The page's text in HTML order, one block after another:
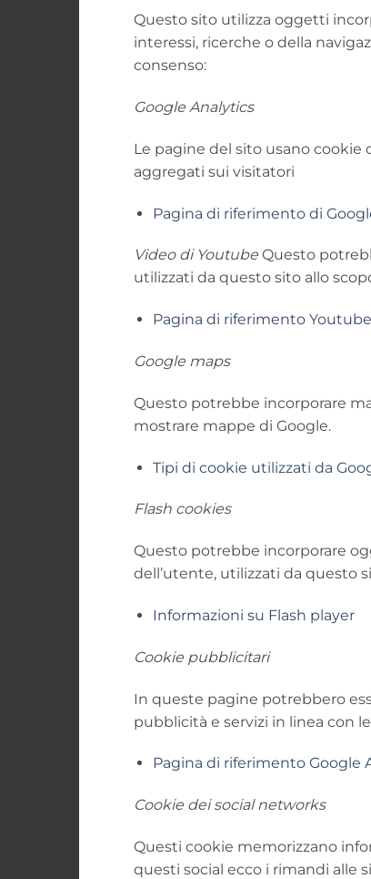
Questo sito utilizza oggetti
interessi, ricerche o della
consenso:
Google Analytics
Le pagine del sito usano cookie
aggregati sui visitatori
Pagina di riferimento di
Video di Youtube Questo
utilizzati da questo sito allo
Pagina di riferimento Youtube
Google maps
Questo potrebbe incorporare
mostrare mappe di Google.
Tipi di cookie utilizzati da
Flash cookies
Questo potrebbe incorporare
dell’utente, utilizzati da questo
Informazioni su Flash player
Cookie pubblicitari
In queste pagine potrebbero
pubblicità e servizi in linea con
Pagina di riferimento Google
Cookie dei social networks
Questi cookie memorizzano
questi social ecco i rimandi alle